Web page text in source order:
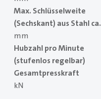
Max. Schlüsselweite
(Sechskant) aus Stahl ca.
mm
Hubzahl pro Minute
(stufenlos regelbar)
Gesamtpresskraft
kN